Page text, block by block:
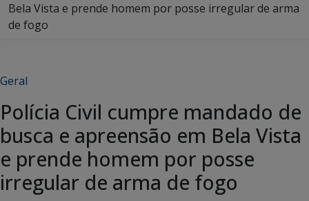
Bela Vista e prende homem por posse irregular de arma
de fogo
Geral
Polícia Civil cumpre mandado de
busca e apreensão em Bela Vista
e prende homem por posse
irregular de arma de fogo